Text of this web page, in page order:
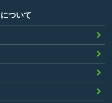
することなく、
とにより、当社が定
トの付与を受けるこ
ついて